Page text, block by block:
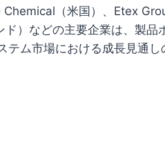
（米国）、Etex
）などの主要企業は、製品
テム市場における成長見通し